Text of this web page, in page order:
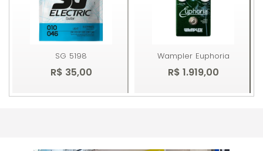
SG 5198
R$ 35,00
Wampler Euphoria
R$ 1.919,00